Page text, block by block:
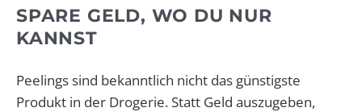
SPARE GELD, WO DU NUR
KANNST
Peelings sind bekanntlich nicht das günstigste
Produkt in der Drogerie. Statt Geld auszugeben,